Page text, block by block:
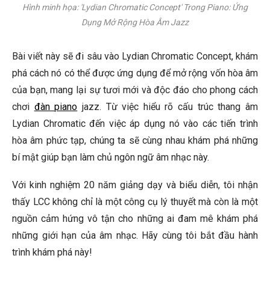
Hình minh họa: 'Lydian Chromatic Concept' Trong Piano: Ứng
Dụng Mở Rộng Hòa Âm Jazz
Bài viết này sẽ đi sâu vào Lydian Chromatic Concept, khám
phá cách nó có thể được ứng dụng để mở rộng vốn hòa âm
của bạn, mang lại sự tươi mới và độc đáo cho phong cách
chơi đàn piano jazz. Từ việc hiểu rõ cấu trúc thang âm
Lydian Chromatic đến việc áp dụng nó vào các tiến trình
hòa âm phức tạp, chúng ta sẽ cùng nhau khám phá những
bí mật giúp bạn làm chủ ngôn ngữ âm nhạc này.
Với kinh nghiệm 20 năm giảng dạy và biểu diễn, tôi nhận
thấy LCC không chỉ là một công cụ lý thuyết mà còn là một
nguồn cảm hứng vô tận cho những ai đam mê khám phá
những giới hạn của âm nhạc. Hãy cùng tôi bắt đầu hành
trình khám phá này!